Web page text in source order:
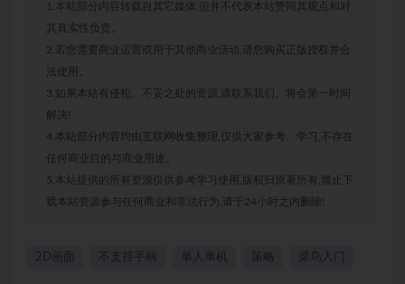
1.本站部分内容转载自其它媒体,但并不代表本站赞同其观点和对
其真实性负责。
2.若您需要商业运营或用于其他商业活动,请您购买正版授权并合
法使用。
3.如果本站有侵犯、不妥之处的资源,请联系我们。将会第一时间
解决!
4.本站部分内容均由互联网收集整理,仅供大家参考、学习,不存在
任何商业目的与商业用途。
5.本站提供的所有资源仅供参考学习使用,版权归原著所有,禁止下
载本站资源参与任何商业和非法行为,请于24小时之内删除!
2D画面 不支持手柄 单人单机 策略 菜鸟入门